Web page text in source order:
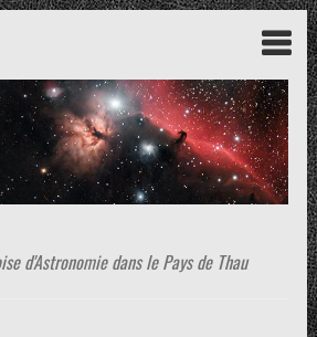
d'Astronomie dans le Pays de Thau